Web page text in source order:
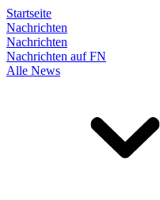
Startseite
Nachrichten
Nachrichten
Nachrichten auf FN
Alle News